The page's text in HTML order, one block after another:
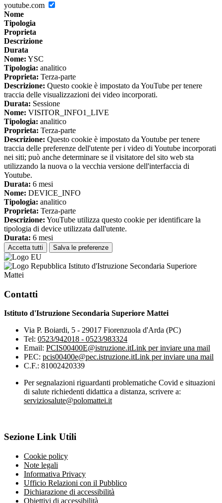
youtube.com
Nome
Tipologia
Proprieta
Descrizione
Durata
Nome: YSC
Tipologia: analitico
Proprieta: Terza-parte
Descrizione: Questo cookie è impostato da YouTube per tenere
traccia delle visualizzazioni dei video incorporati.
Durata: Sessione
Nome: VISITOR_INFO1_LIVE
Tipologia: analitico
Proprieta: Terza-parte
Descrizione: Questo cookie è impostato da Youtube per tenere
traccia delle preferenze dell'utente per i video di Youtube incorporati
nei siti; può anche determinare se il visitatore del sito web sta
utilizzando la nuova o la vecchia versione dell'interfaccia di
Youtube.
Durata: 6 mesi
Nome: DEVICE_INFO
Tipologia: analitico
Proprieta: Terza-parte
Descrizione: YouTube utilizza questo cookie per identificare la
tipologia di device utilizzata dall'utente.
Durata: 6 mesi
Accetta tutti Salva le preferenze
Istituto d'Istruzione Secondaria Superiore
Mattei
Contatti
Istituto d'Istruzione Secondaria Superiore Mattei
Via P. Boiardi, 5 - 29017 Fiorenzuola d'Arda (PC)
Tel: 0523/942018 - 0523/983324
Email: PCIS00400E@istruzione.itLink per inviare una mail
PEC: pcis00400e@pec.istruzione.itLink per inviare una mail
C.F.: 81002420339
Per segnalazioni riguardanti problematiche Covid e situazioni
di salute richiedenti didattica a distanza, scrivere a:
serviziosalute@polomattei.it
Sezione Link Utili
Cookie policy
Note legali
Informativa Privacy
Ufficio Relazioni con il Pubblico
Dichiarazione di accessibilità
Obiettivi di accessibilità